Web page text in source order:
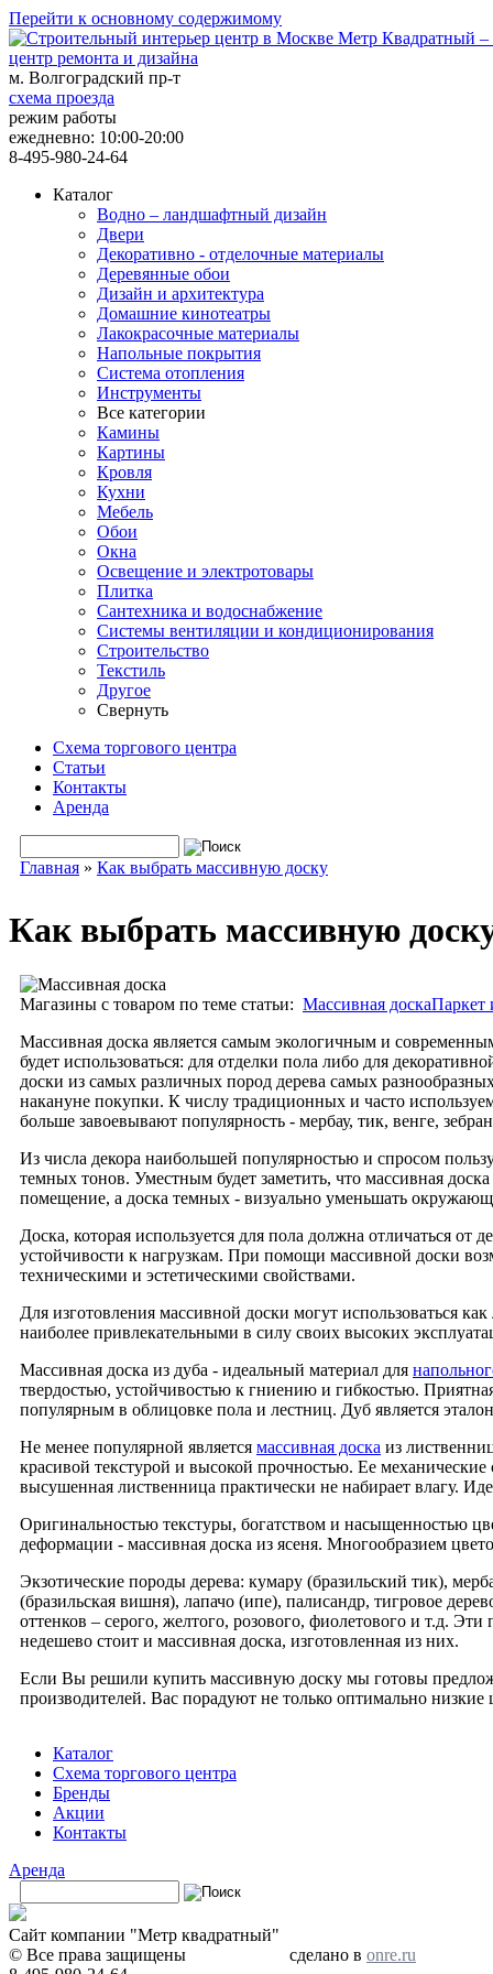
Перейти к основному содержимому
центр ремонта и дизайна
м. Волгоградский пр-т
схема проезда
режим работы
ежедневно: 10:00-20:00
8-495-980-24-64
Каталог
Водно – ландшафтный дизайн
Двери
Декоративно - отделочные материалы
Деревянные обои
Дизайн и архитектура
Домашние кинотеатры
Лакокрасочные материалы
Напольные покрытия
Система отопления
Инструменты
Все категории
Камины
Картины
Кровля
Кухни
Мебель
Обои
Окна
Освещение и электротовары
Плитка
Сантехника и водоснабжение
Системы вентиляции и кондиционирования
Строительство
Текстиль
Другое
Свернуть
Схема торгового центра
Статьи
Контакты
Аренда
Форма поиска
Главная » Как выбрать массивную доску
Как выбрать массивную
Магазины с товаром по теме статьи: Массивная доскаПаркет
Массивная доска является самым экологичным и
будет использоваться: для отделки пола либо для
доски из самых различных пород дерева самых
накануне покупки. К числу традиционных и часто
больше завоевывают популярность - мербау, тик, венге,
Из числа декора наибольшей популярностью и спросом
темных тонов. Уместным будет заметить, что массивная
помещение, а доска темных - визуально уменьшать
Доска, которая используется для пола должна отличаться
устойчивости к нагрузкам. При помощи массивной доски
техническими и эстетическими свойствами.
Для изготовления массивной доски могут использоваться
наиболее привлекательными в силу своих высоких
Массивная доска из дуба - идеальный материал для
твердостью, устойчивостью к гниению и гибкостью.
популярным в облицовке пола и лестниц. Дуб является
Не менее популярной является массивная доска из
красивой текстурой и высокой прочностью. Ее
высушенная лиственница практически не набирает влагу.
Оригинальностью текстуры, богатством и насыщенностью
деформации - массивная доска из ясеня. Многообразием
Экзотические породы дерева: кумару (бразильский тик),
(бразильская вишня), лапачо (ипе), палисандр, тигровое
оттенков – серого, желтого, розового, фиолетового и т.д.
недешево стоит и массивная доска, изготовленная из них.
Если Вы решили купить массивную доску мы готовы
производителей. Вас порадуют не только оптимально
Каталог
Схема торгового центра
Бренды
Акции
Контакты
Аренда
Форма поиска
Сайт компании "Метр квадратный"
© Все права защищены
сделано в onre.ru